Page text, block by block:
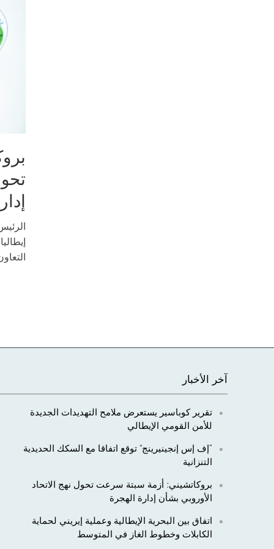
آخر الأخبار
تقرير كوباسير يستعرض ملامح التهديدات الجديدة
للأمن القومي الإيطالي
“إف إس إنجينيرينج” توقع اتفاقا مع السكك الحديدية
التنزانية
بروكاتشيني: أزمة سبتة سرعت تحول نهج الاتحاد
الأوروبي بشأن إدارة الهجرة
اتفاق بين البحرية الإيطالية وعملية إيريني لحماية
الكابلات وخطوط الغاز في المتوسط